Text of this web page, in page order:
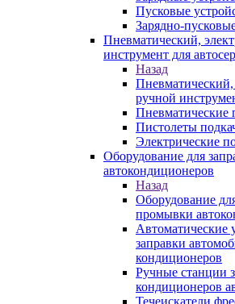
Пусковые
Зарядно-
Пневматический,
инструмент для
Назад
Пневматический,
ручной
Пневматические
Пистолеты
Электрические
Оборудование для
автокондиционеров
Назад
Оборудование
промывки
Автоматические
заправки
кондиционеров
Ручные станции
кондиционеров
Течеискатели